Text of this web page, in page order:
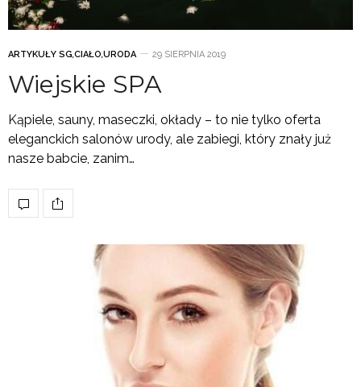
ARTYKUŁY SG,CIAŁO,URODA 29 SIERPNIA 2019
Wiejskie SPA
Kąpiele, sauny, maseczki, okłady – to nie tylko oferta
eleganckich salonów urody, ale zabiegi, który znały już
nasze babcie, zanim…